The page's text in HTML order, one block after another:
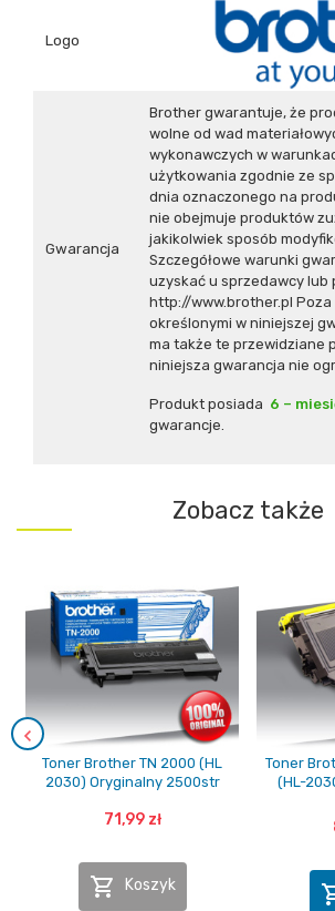
Logo
Gwarancja
Brother gwarantuje, że
wolne od wad
wykonawczych w
użytkowania zgodnie ze
dnia oznaczonego na
nie obejmuje produktów
jakikolwiek sposób
Szczegółowe warunki
uzyskać u sprzedawcy lub
http://www.brother.pl Poza
określonymi w niniejszej
ma także te przewidziane
niniejsza gwarancja nie
Produkt posiada 6 –
gwarancje.
Zobacz także
Toner Brother TN 2000 (HL
2030) Oryginalny 2500str
71,99 zł
 Koszyk
Toner
(HL-